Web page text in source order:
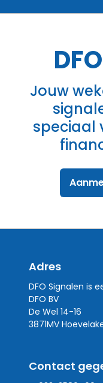
DFO
Jouw
speciaal
Adres
DFO Signalen is
DFO BV
De Wel 14-16
3871MV
Contact